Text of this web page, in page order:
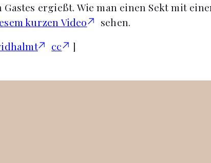
ergießt. Wie man einen Sekt mit
kurzen Video
sehen.
cc ]